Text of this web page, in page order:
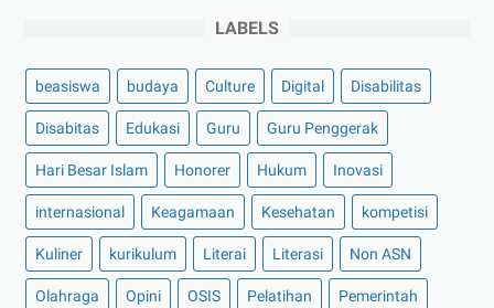
LABELS
beasiswa budaya Culture Digital Disabilitas
Disabitas Edukasi Guru Guru Penggerak
Hari Besar Islam Honorer Hukum Inovasi
internasional Keagamaan Kesehatan kompetisi
Kuliner kurikulum Literai Literasi Non ASN
Olahraga Opini OSIS Pelatihan Pemerintah